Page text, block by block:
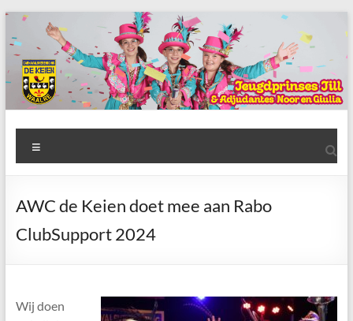
Ga
naar
de
inhoud
AWC
de
Keien
Algemene
Waalrese
Keien
AWC de Keien doet mee aan Rabo
ClubSupport 2024
Wij doen